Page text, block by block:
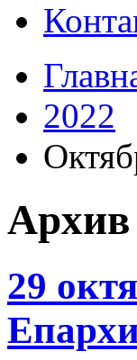
2022
Архив
29